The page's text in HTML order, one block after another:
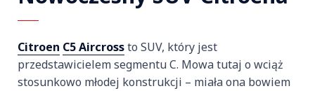
Citroen C5 Aircrossto SUV, który jest
przedstawicielem segmentu C. Mowa tutaj o wciąż
stosunkowo młodej konstrukcji – miała ona bowiem